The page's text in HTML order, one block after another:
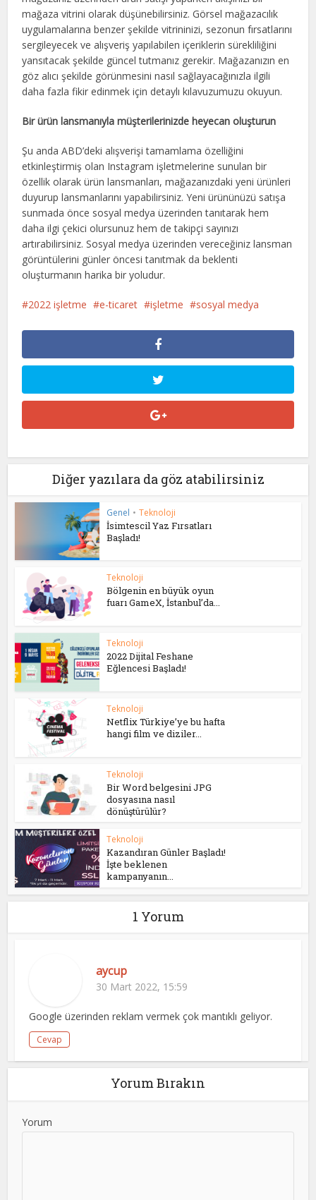
mağaza vitrini olarak düşünebilirsiniz. Görsel mağazacılık
uygulamalarına benzer şekilde vitrininizi, sezonun fırsatlarını
sergileyecek ve alışveriş yapılabilen içeriklerin sürekliliğini
yansıtacak şekilde güncel tutmanız gerekir. Mağazanızın en
göz alıcı şekilde görünmesini nasıl sağlayacağınızla ilgili
daha fazla fikir edinmek için detaylı kılavuzumuzu okuyun.
Bir ürün lansmanıyla müşterilerinizde heyecan oluşturun
Şu anda ABD’deki alışverişi tamamlama özelliğini
etkinleştirmiş olan Instagram işletmelerine sunulan bir
özellik olarak ürün lansmanları, mağazanızdaki yeni ürünleri
duyurup lansmanlarını yapabilirsiniz. Yeni ürününüzü satışa
sunmada önce sosyal medya üzerinden tanıtarak hem
daha ilgi çekici olursunuz hem de takipçi sayınızı
artırabilirsiniz. Sosyal medya üzerinden vereceğiniz lansman
görüntülerini günler öncesi tanıtmak da beklenti
oluşturmanın harika bir yoludur.
2022 işletme e-ticaret işletme sosyal medya
Diğer yazılara da göz atabilirsiniz
Genel • Teknoloji
İsimtescil Yaz Fırsatları
Başladı!
Teknoloji
Bölgenin en büyük oyun
fuarı GameX, İstanbul’da...
Teknoloji
2022 Dijital Feshane
Eğlencesi Başladı!
Teknoloji
Netflix Türkiye’ye bu hafta
hangi film ve diziler...
Teknoloji
Bir Word belgesini JPG
dosyasına nasıl
dönüştürülür?
Teknoloji
Kazandıran Günler Başladı!
İşte beklenen
kampanyanın...
1 Yorum
aycup
30 Mart 2022, 15:59
Google üzerinden reklam vermek çok mantıklı geliyor.
Cevap
Yorum Bırakın
Yorum